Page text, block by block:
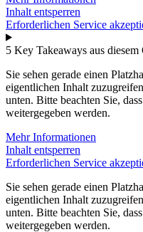
Inhalt entsperren
Erforderlichen Service
5 Key Takeaways aus diesem
Sie sehen gerade einen
eigentlichen Inhalt
unten. Bitte beachten Sie,
weitergegeben werden.
Mehr Informationen
Inhalt entsperren
Erforderlichen Service
Sie sehen gerade einen
eigentlichen Inhalt
unten. Bitte beachten Sie,
weitergegeben werden.